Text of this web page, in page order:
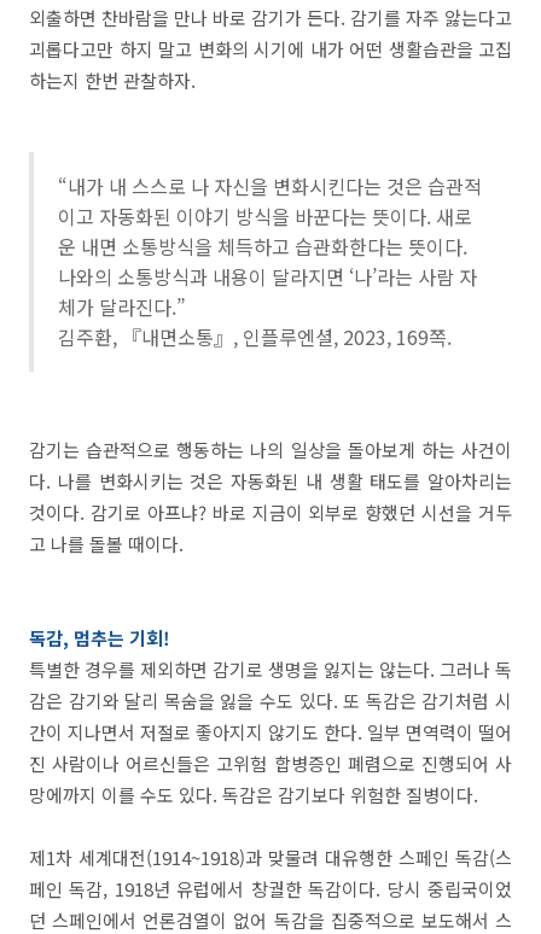
외출하면 찬바람을 만나 바로 감기가 든다. 감기를 자주 앓는다고
괴롭다고만 하지 말고 변화의 시기에 내가 어떤 생활습관을 고집
하는지 한번 관찰하자.
“내가 내 스스로 나 자신을 변화시킨다는 것은 습관적
이고 자동화된 이야기 방식을 바꾼다는 뜻이다. 새로
운 내면 소통방식을 체득하고 습관화한다는 뜻이다.
나와의 소통방식과 내용이 달라지면 ‘나’라는 사람 자
체가 달라진다.”
김주환, 『내면소통』, 인플루엔셜, 2023, 169쪽.
감기는 습관적으로 행동하는 나의 일상을 돌아보게 하는 사건이
다. 나를 변화시키는 것은 자동화된 내 생활 태도를 알아차리는
것이다. 감기로 아프냐? 바로 지금이 외부로 향했던 시선을 거두
고 나를 돌볼 때이다.
독감, 멈추는 기회!
특별한 경우를 제외하면 감기로 생명을 잃지는 않는다. 그러나 독
감은 감기와 달리 목숨을 잃을 수도 있다. 또 독감은 감기처럼 시
간이 지나면서 저절로 좋아지지 않기도 한다. 일부 면역력이 떨어
진 사람이나 어르신들은 고위험 합병증인 폐렴으로 진행되어 사
망에까지 이를 수도 있다. 독감은 감기보다 위험한 질병이다.
제1차 세계대전(1914~1918)과 맞물려 대유행한 스페인 독감(스
페인 독감, 1918년 유럽에서 창궐한 독감이다. 당시 중립국이었
던 스페인에서 언론검열이 없어 독감을 집중적으로 보도해서 스